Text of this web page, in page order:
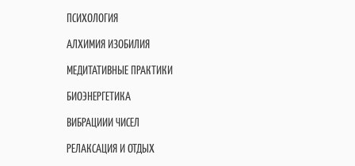
ПСИХОЛОГИЯ
АЛХИМИЯ ИЗОБИЛИЯ
МЕДИТАТИВНЫЕ ПРАКТИКИ
БИОЭНЕРГЕТИКА
ВИБРАЦИИИ ЧИСЕЛ
РЕЛАКСАЦИЯ И ОТДЫХ